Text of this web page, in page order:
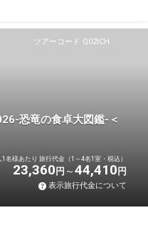
ツアーコード Q02ICH
恐竜の食卓大図鑑-＜
1名様あたり 旅行代金（1～4名1室・税込）
23,360 円 44,410 円
表示旅行代金について